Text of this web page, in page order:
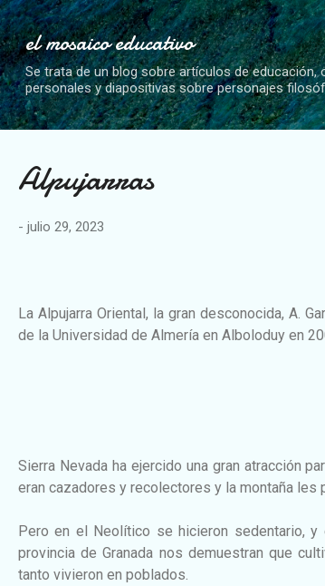
el mosaico educativo
Se trata de un blog sobre artículos de
personales y diapositivas sobre personajes
Alpujarras
- julio 29, 2023
La Alpujarra Oriental, la gran desconocida, A.
de la Universidad de Almería en Alboloduy en
Sierra Nevada ha ejercido una gran atracción
eran cazadores y recolectores y la montaña les
Pero en el Neolítico se hicieron sedentario,
provincia de Granada nos demuestran que
tanto vivieron en poblados.